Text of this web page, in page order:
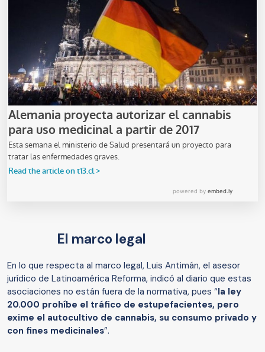
El marco legal
En lo que respecta al marco legal, Luis Antimán, el asesor
jurídico de Latinoamérica Reforma, indicó al diario que estas
asociaciones no están fuera de la normativa, pues “la ley
20.000 prohíbe el tráfico de estupefacientes, pero
exime el autocultivo de cannabis, su consumo privado y
con fines medicinales”.